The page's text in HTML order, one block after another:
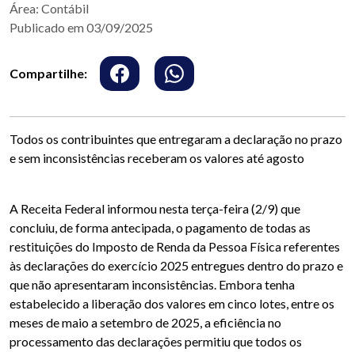
Área: Contábil
Publicado em 03/09/2025
Compartilhe:
Todos os contribuintes que entregaram a declaração no prazo
e sem inconsistências receberam os valores até agosto
A Receita Federal informou nesta terça-feira (2/9) que
concluiu, de forma antecipada, o pagamento de todas as
restituições do Imposto de Renda da Pessoa Física referentes
às declarações do exercício 2025 entregues dentro do prazo e
que não apresentaram inconsistências. Embora tenha
estabelecido a liberação dos valores em cinco lotes, entre os
meses de maio a setembro de 2025, a eficiência no
processamento das declarações permitiu que todos os